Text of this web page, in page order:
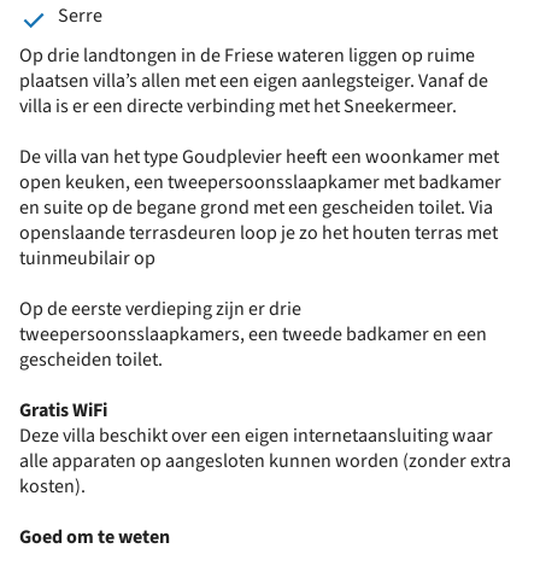
Serre
Op drie landtongen in de Friese wateren liggen op ruime
plaatsen villa’s allen met een eigen aanlegsteiger. Vanaf de
villa is er een directe verbinding met het Sneekermeer.
De villa van het type Goudplevier heeft een woonkamer met
open keuken, een tweepersoonsslaapkamer met badkamer
en suite op de begane grond met een gescheiden toilet. Via
openslaande terrasdeuren loop je zo het houten terras met
tuinmeubilair op
Op de eerste verdieping zijn er drie
tweepersoonsslaapkamers, een tweede badkamer en een
gescheiden toilet.
Gratis WiFi
Deze villa beschikt over een eigen internetaansluiting waar
alle apparaten op aangesloten kunnen worden (zonder extra
kosten).
Goed om te weten